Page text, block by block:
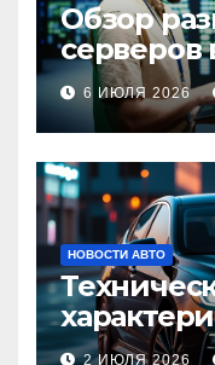
Обзор
6 ИЮЛЯ 2026
НОВОСТИ АВТО
2 ИЮЛЯ 2026